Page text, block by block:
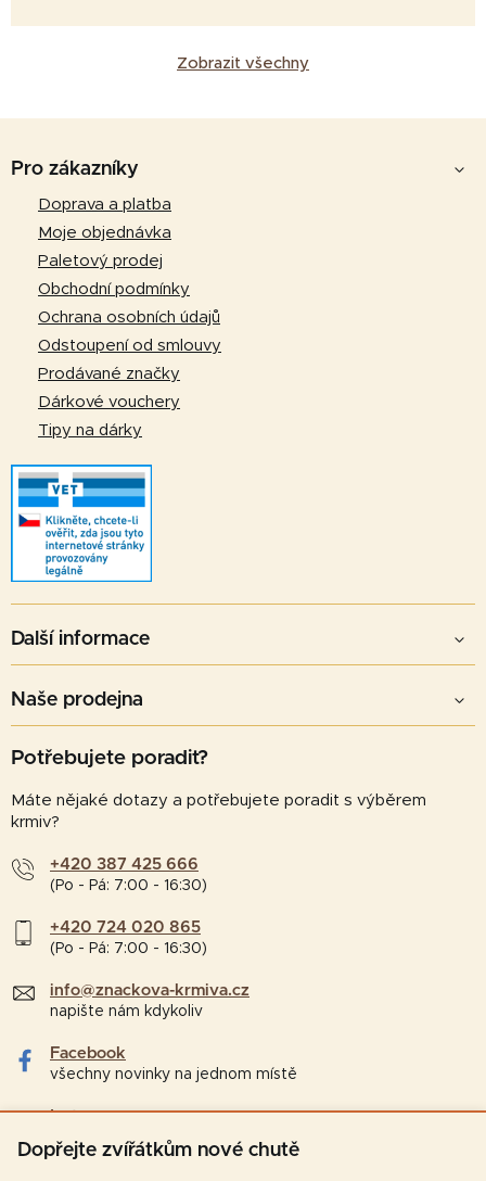
Dopřejte zvířátkům nové chutě
Zobrazit všechny
Pro zákazníky
Doprava a platba
Moje objednávka
Paletový prodej
Obchodní podmínky
Ochrana osobních údajů
Odstoupení od smlouvy
Prodávané značky
Dárkové vouchery
Tipy na dárky
Další informace
Naše prodejna
Potřebujete poradit?
Máte nějaké dotazy a potřebujete poradit s výběrem
krmiv?
+420 387 425 666
(Po - Pá: 7:00 - 16:30)
+420 724 020 865
(Po - Pá: 7:00 - 16:30)
info@znackova-krmiva.cz
napište nám kdykoliv
Facebook
všechny novinky na jednom místě
Instagram
tipy a zajímavosti pro chovatele